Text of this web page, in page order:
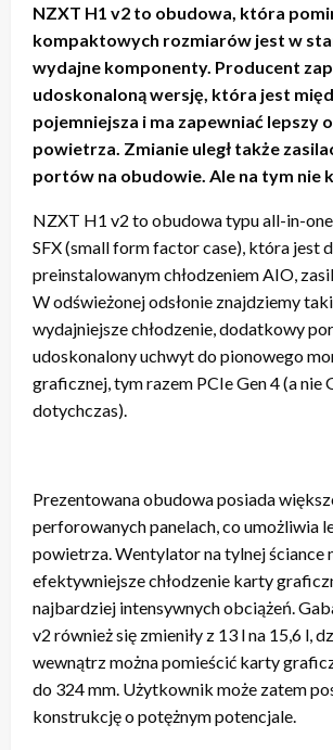
NZXT H1 v2 to obudowa, która
kompaktowych rozmiarów jest w
wydajne komponenty. Producent
udoskonaloną wersję, która jest
pojemniejsza i ma zapewniać lepszy
powietrza. Zmianie uległ także
portów na obudowie. Ale na tym nie
NZXT H1 v2 to obudowa typu all-in-
SFX (small form factor case), która jest
preinstalowanym chłodzeniem AIO,
W odświeżonej odsłonie znajdziemy
wydajniejsze chłodzenie, dodatkowy
udoskonalony uchwyt do pionowego
graficznej, tym razem PCIe Gen 4 (a nie
dotychczas).
Prezentowana obudowa posiada
perforowanych panelach, co umożliwia
powietrza. Wentylator na tylnej ściance
efektywniejsze chłodzenie karty
najbardziej intensywnych obciążeń.
v2 również się zmieniły z 13 l na 15,6 l,
wewnątrz można pomieścić karty
do 324 mm. Użytkownik może zatem
konstrukcję o potężnym potencjale.